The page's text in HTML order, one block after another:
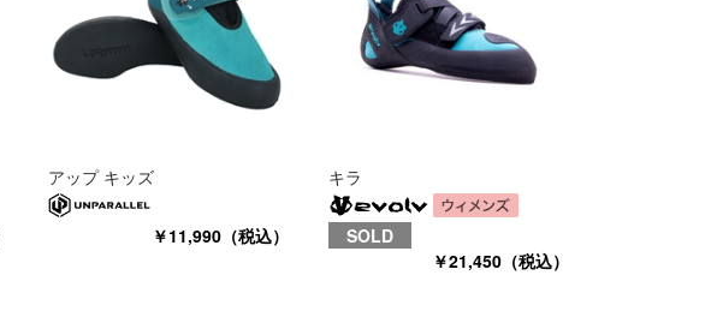
アップ キッズ
￥11,990（税込）
キラ
SOLD
￥21,450（税込）